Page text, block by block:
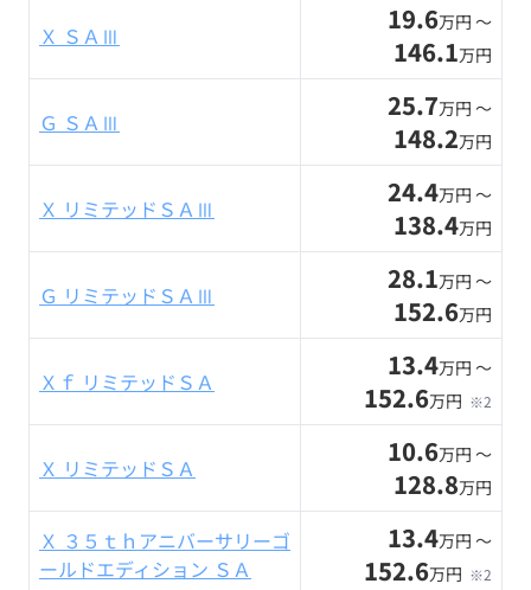
Ｘ ＳＡⅢ 19.6万円 〜
146.1万円
Ｇ ＳＡⅢ 25.7万円 〜
148.2万円
Ｘ リミテッドＳＡⅢ 24.4万円 〜
138.4万円
Ｇ リミテッドＳＡⅢ 28.1万円 〜
152.6万円
Ｘｆ リミテッドＳＡ 13.4万円 〜
152.6万円 ※2
Ｘ リミテッドＳＡ 10.6万円 〜
128.8万円
Ｘ ３５ｔｈアニバーサリーゴ
ールドエディション ＳＡ
13.4万円 〜
152.6万円 ※2